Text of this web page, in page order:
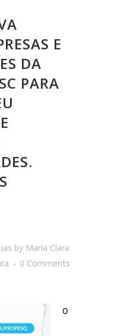
E
DA
PARA
by Maria Clara
0 Comments
O